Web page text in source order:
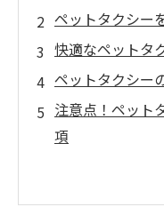
ペットタクシー
快適なペットタ
ペットタクシー
注意点！ペット
項